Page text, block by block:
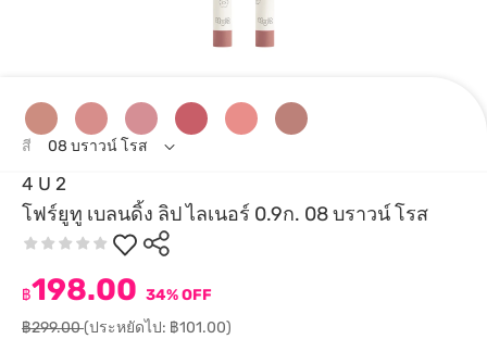
4 U 2
โฟร์ยูทู เบลนดิ้ง ลิป ไลเนอร์ 0.9ก. 08 บราวน์ โรส
฿198.00 34% OFF
฿299.00(ประหยัดไป: ฿101.00)
สี 08 บราวน์ โรส